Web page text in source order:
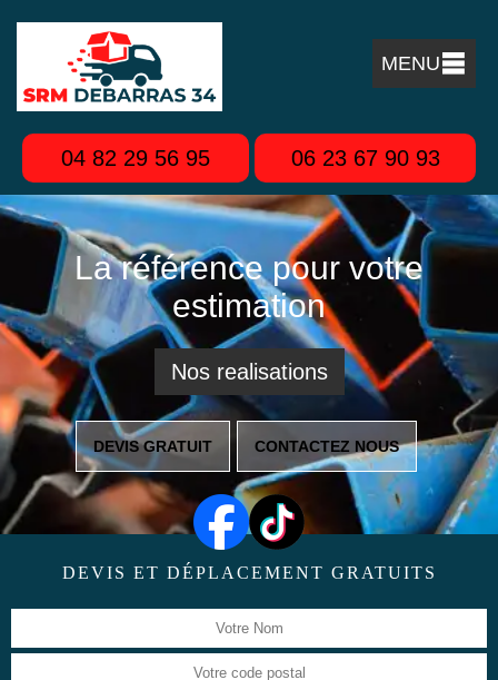
MENU
04 82 29 56 95 06 23 67 90 93
La référence pour votre
estimation
Nos realisations
DEVIS GRATUIT CONTACTEZ NOUS
DEVIS ET DÉPLACEMENT GRATUITS